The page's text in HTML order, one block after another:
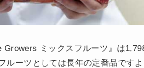
ミックスフルーツ』は
ーツとしては長年の定番品ですよ